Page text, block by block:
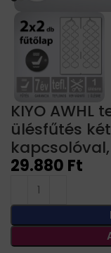
KIYO
ülésfűtés
kapcsolóval,
29.880 Ft